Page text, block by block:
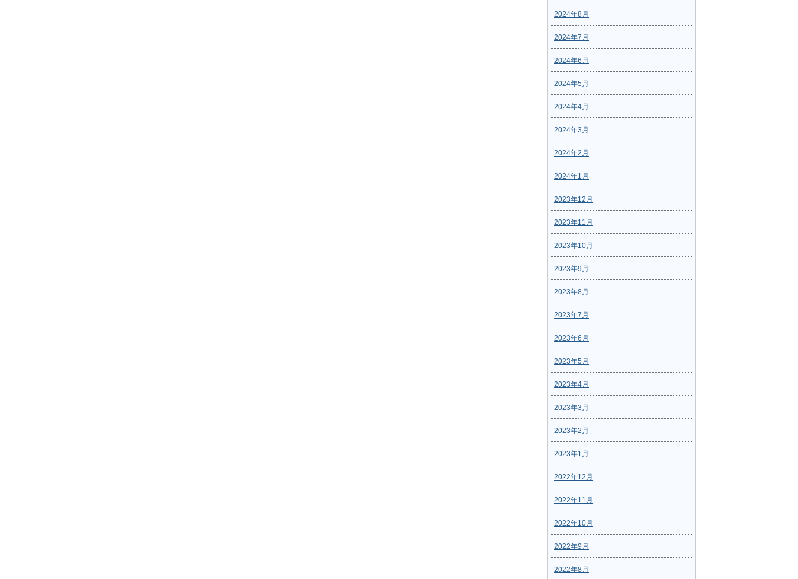
2024年8月
2024年7月
2024年6月
2024年5月
2024年4月
2024年3月
2024年2月
2024年1月
2023年12月
2023年11月
2023年10月
2023年9月
2023年8月
2023年7月
2023年6月
2023年5月
2023年4月
2023年3月
2023年2月
2023年1月
2022年12月
2022年11月
2022年10月
2022年9月
2022年8月